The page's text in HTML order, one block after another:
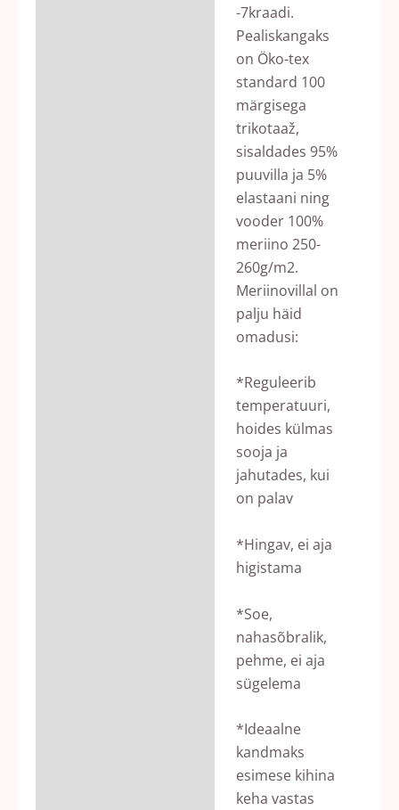
-7kraadi.
Pealiskangaks
on Öko-tex
standard 100
märgisega
trikotaaž,
sisaldades 95%
puuvilla ja 5%
elastaani ning
vooder 100%
meriino 250-
260g/m2.
Meriinovillal on
palju häid
omadusi:
*Reguleerib
temperatuuri,
hoides külmas
sooja ja
jahutades, kui
on palav
*Hingav, ei aja
higistama
*Soe,
nahasõbralik,
pehme, ei aja
sügelema
*Ideaalne
kandmaks
esimese kihina
keha vastas